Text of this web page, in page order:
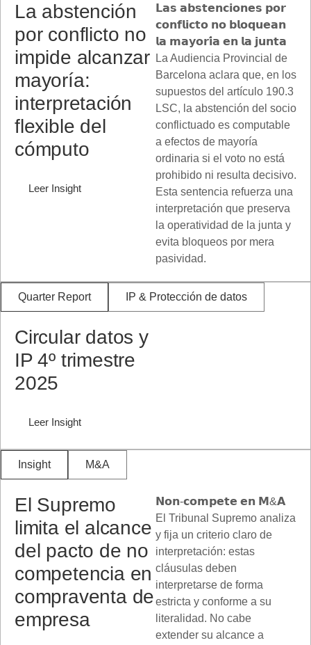
La abstención
por conflicto no
impide alcanzar
mayoría:
interpretación
flexible del
cómputo
Leer Insight
𝗟𝗮𝘀 𝗮𝗯𝘀𝘁𝗲𝗻𝗰𝗶𝗼𝗻𝗲𝘀 𝗽𝗼𝗿
𝗰𝗼𝗻𝗳𝗹𝗶𝗰𝘁𝗼 𝗻𝗼 𝗯𝗹𝗼𝗾𝘂𝗲𝗮𝗻
𝗹𝗮 𝗺𝗮𝘆𝗼𝗿𝗶́𝗮 𝗲𝗻 𝗹𝗮 𝗷𝘂𝗻𝘁𝗮
La Audiencia Provincial de
Barcelona aclara que, en los
supuestos del artículo 190.3
LSC, la abstención del socio
conflictuado es computable
a efectos de mayoría
ordinaria si el voto no está
prohibido ni resulta decisivo.
Esta sentencia refuerza una
interpretación que preserva
la operatividad de la junta y
evita bloqueos por mera
pasividad.
Quarter Report IP & Protección de datos
Circular datos y
IP 4º trimestre
2025
Leer Insight
Insight M&A
El Supremo
limita el alcance
del pacto de no
competencia en
compraventa de
empresa
𝗡𝗼𝗻-𝗰𝗼𝗺𝗽𝗲𝘁𝗲 𝗲𝗻 𝗠&𝗔
El Tribunal Supremo analiza
y fija un criterio claro de
interpretación: estas
cláusulas deben
interpretarse de forma
estricta y conforme a su
literalidad. No cabe
extender su alcance a